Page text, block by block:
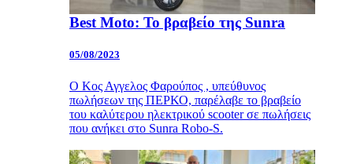
Best Moto: Το βραβείο της Sunra
05/08/2023
Ο Κος Αγγελος Φαρούπος , υπεύθυνος
πωλήσεων της ΠΕΡΚΟ, παρέλαβε το βραβείο
του καλύτερου ηλεκτρικού scooter σε πωλήσεις
που ανήκει στο Sunra Robo-S.